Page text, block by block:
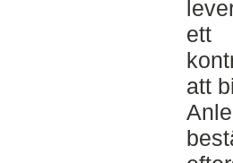
ett
att